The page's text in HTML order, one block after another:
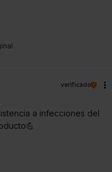
verificado
a infecciones del